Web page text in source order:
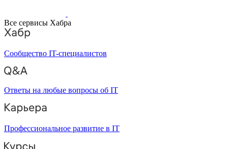
Все сервисы Хабра
Сообщество IT-специалистов
Ответы на любые вопросы об IT
Профессиональное развитие в IT